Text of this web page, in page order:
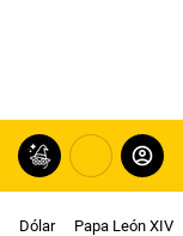
Dólar Papa León XIV